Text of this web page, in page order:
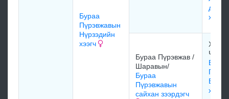
Бураа
Пүрэвжавын
Нүрзэдийн
хээгч
Бураа Пүрэвжав /
Шаравын/
Бураа
Пүрэвжавын
сайхан зээрдэгч
Бураа
хүрэн